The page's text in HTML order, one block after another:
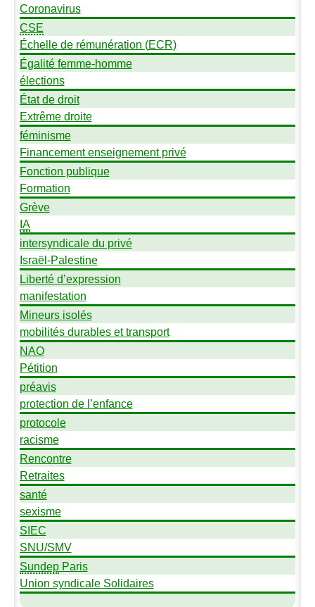
Coronavirus
CSE
Échelle de rémunération (ECR)
Égalité femme-homme
élections
État de droit
Extrême droite
féminisme
Financement enseignement privé
Fonction publique
Formation
Grève
IA
intersyndicale du privé
Israël-Palestine
Liberté d’expression
manifestation
Mineurs isolés
mobilités durables et transport
NAO
Pétition
préavis
protection de l’enfance
protocole
racisme
Rencontre
Retraites
santé
sexisme
SIEC
SNU/SMV
SundepParis
Union syndicale Solidaires